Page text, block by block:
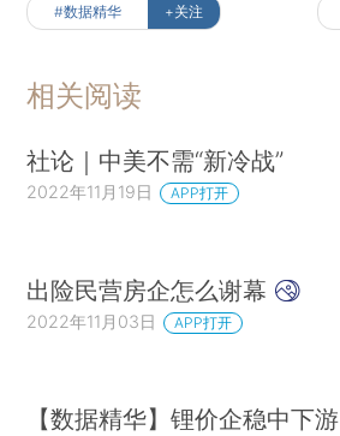
#数据精华 +关注
相关阅读
社论｜中美不需“新冷战”
2022年11月19日 APP打开
出险民营房企怎么谢幕
2022年11月03日 APP打开
【数据精华】锂价企稳中下游